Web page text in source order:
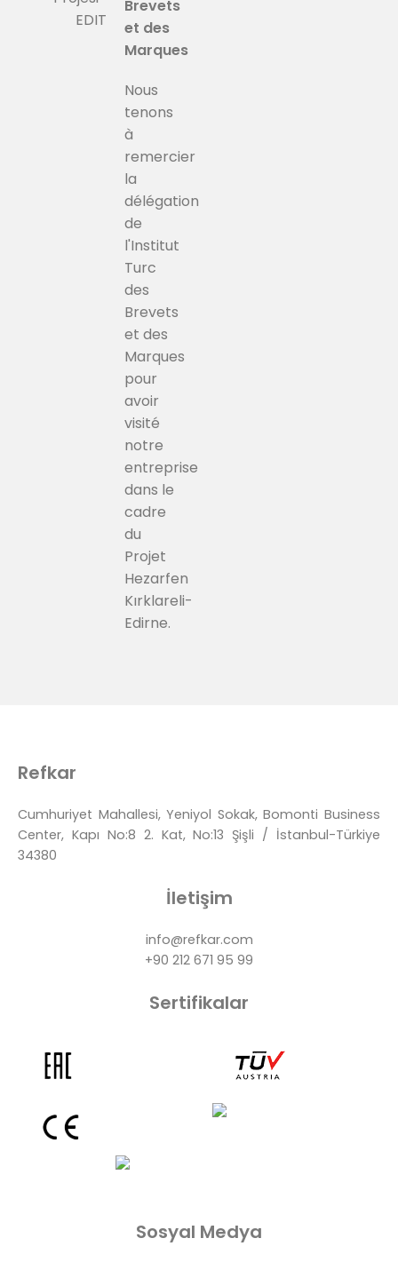
Brevets
et des
Marques
Nous
tenons
à
remercier
la
délégation
de
l'Institut
Turc
des
Brevets
et des
Marques
pour
avoir
visité
notre
entreprise
dans le
cadre
du
Projet
Hezarfen
Kırklareli-
Edirne.
Refkar
Cumhuriyet Mahallesi, Yeniyol Sokak, Bomonti Business
Center, Kapı No:8 2. Kat, No:13 Şişli / İstanbul-Türkiye
34380
İletişim
info@refkar.com
+90 212 671 95 99
Sertifikalar
Sosyal Medya